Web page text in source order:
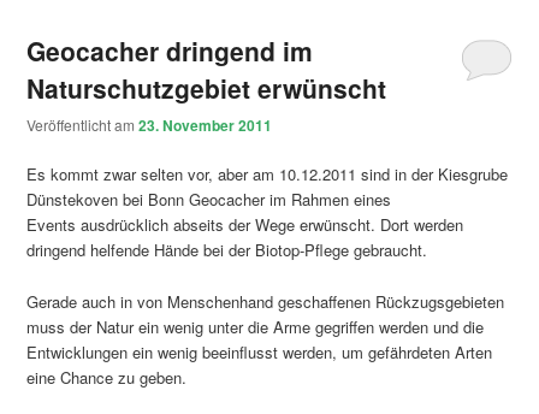
Geocacher dringend im
Naturschutzgebiet erwünscht
Veröffentlicht am23. November 2011
Es kommt zwar selten vor, aber am 10.12.2011 sind in der Kiesgrube
Dünstekoven bei Bonn Geocacher im Rahmen eines
Events ausdrücklich abseits der Wege erwünscht. Dort werden
dringend helfende Hände bei der Biotop-Pflege gebraucht.
Gerade auch in von Menschenhand geschaffenen Rückzugsgebieten
muss der Natur ein wenig unter die Arme gegriffen werden und die
Entwicklungen ein wenig beeinflusst werden, um gefährdeten Arten
eine Chance zu geben.